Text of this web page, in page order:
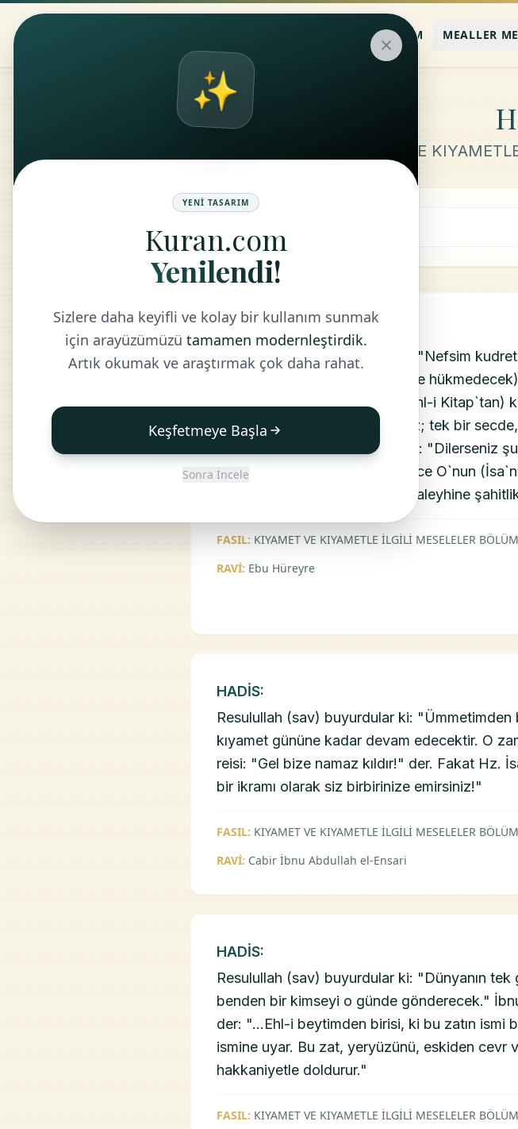
KURAN-I KERIM MEALLER
KIYAMET VE
HADİS:
Resulullah (sav) buyurdular ki: "Nefsim
oğlu İsa`nın, aranıza (bu şeriatle
hınzırları öldüreceği, cizyeyi (Ehl-i Kitap`tan)
artar ki, kimse onu kabul etmez; tek bir
olur." Sonra Ebu Hureyre der ki: "Dilerseniz
kimse yoktur ki, ölümünden önce O`nun
Kıyamet gününde ise İsa onlar aleyhine
FASIL: KIYAMET VE KIYAMETLE İLGİLİ MESELELER
RAVİ: Ebu Hüreyre
HADİS:
Resulullah (sav) buyurdular ki:
kıyamet gününe kadar devam edecektir. O
reisi: "Gel bize namaz kıldır!" der. Fakat Hz.
bir ikramı olarak siz birbirinize emirsiniz!"
FASIL: KIYAMET VE KIYAMETLE İLGİLİ MESELELER
RAVİ: Cabir İbnu Abdullah el-Ensari
HADİS:
Resulullah (sav) buyurdular ki: "Dünyanın
benden bir kimseyi o günde gönderecek."
der: "...Ehl-i beytimden birisi, ki bu zatın ismi
ismine uyar. Bu zat, yeryüzünü, eskiden cevr
hakkaniyetle doldurur."
FASIL: KIYAMET VE KIYAMETLE İLGİLİ MESELELER
✨
YENI TASARIM
Kuran.com
Yenilendi!
Sizlere daha keyifli ve kolay bir kullanım sunmak
için arayüzümüzü tamamen modernleştirdik.
Artık okumak ve araştırmak çok daha rahat.
Keşfetmeye Başla
Sonra İncele